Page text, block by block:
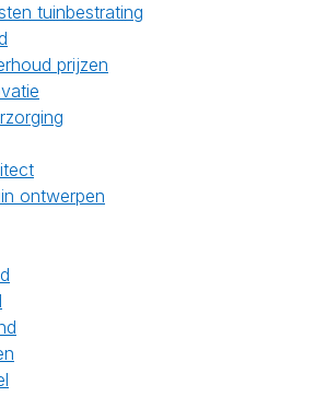
tuinbestrating
prijzen
ontwerpen